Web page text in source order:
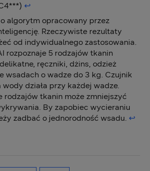
↩︎
algorytm opracowany przez
Rzeczywiste rezultaty
od indywidualnego zastosowania.
rozpoznaje 5 rodzajów tkanin
ręczniki, dżins, odzież
wsadach o wadze do 3 kg. Czujnik
wody działa przy każdej wadze.
rodzajów tkanin może zmniejszyć
By zapobiec wycieraniu
zadbać o jednorodność wsadu. ↩︎